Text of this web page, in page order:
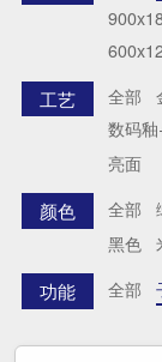
工艺 全部
数码
亮面
颜色 全部
黑色
功能 全部